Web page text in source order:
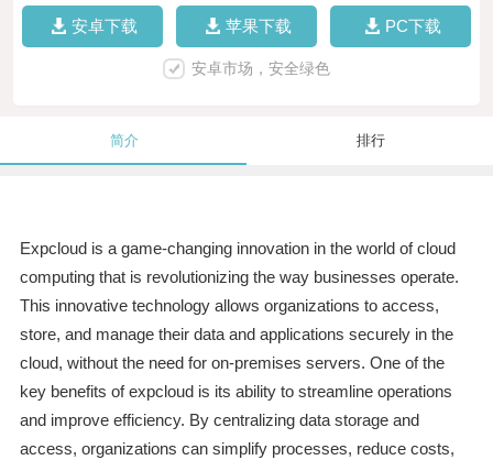
安卓下载 苹果下载 PC下载
安卓市场，安全绿色
简介 排行
Expcloud is a game-changing innovation in the world of cloud
computing that is revolutionizing the way businesses operate.
This innovative technology allows organizations to access,
store, and manage their data and applications securely in the
cloud, without the need for on-premises servers. One of the
key benefits of expcloud is its ability to streamline operations
and improve efficiency. By centralizing data storage and
access, organizations can simplify processes, reduce costs,